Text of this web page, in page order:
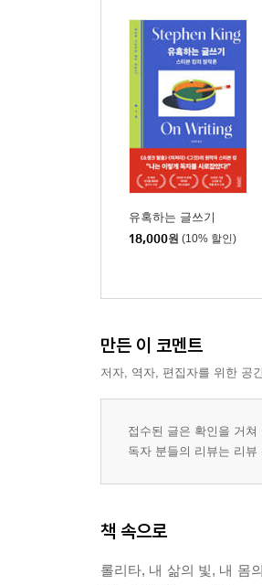
유혹하는 글쓰기
18,000원 (10% 할인)
만든 이 코멘트
저자, 역자, 편집자를 위한 공
접수된 글은 확인을 거
독자 분들의 리뷰는 리
책 속으로
롤리타, 내 삶의 빛, 내 몸